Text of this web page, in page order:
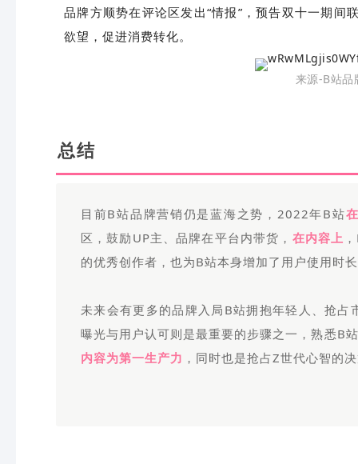
品牌方顺势在评论区发出“情报”，预告双十一期
欲望，促进消费转化。
来源-B站
总结
目前B站品牌营销仍是蓝海之势，2022年B站
区，鼓励UP主、品牌在平台内带货， 在内容上
的优秀创作者，也为B站本身增加了用户使用时
未来会有更多的品牌入局B站拥抱年轻人、抢
曝光与用户认可则是最重要的步骤之一，熟悉B
内容为第一生产力 ，同时也是抢占Z世代心智的